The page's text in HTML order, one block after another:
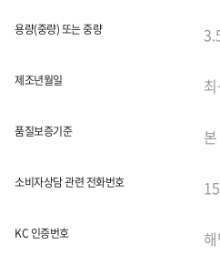
용량(중량) 또는 중량
제조년월일
품질보증기준
소비자상담 관련 전화번호
KC 인증번호